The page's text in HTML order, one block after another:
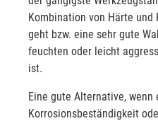
Kombination von Härte
geht bzw. eine sehr gute
feuchten oder leicht
ist.
Eine gute Alternative, wenn
Korrosionsbeständigkeit